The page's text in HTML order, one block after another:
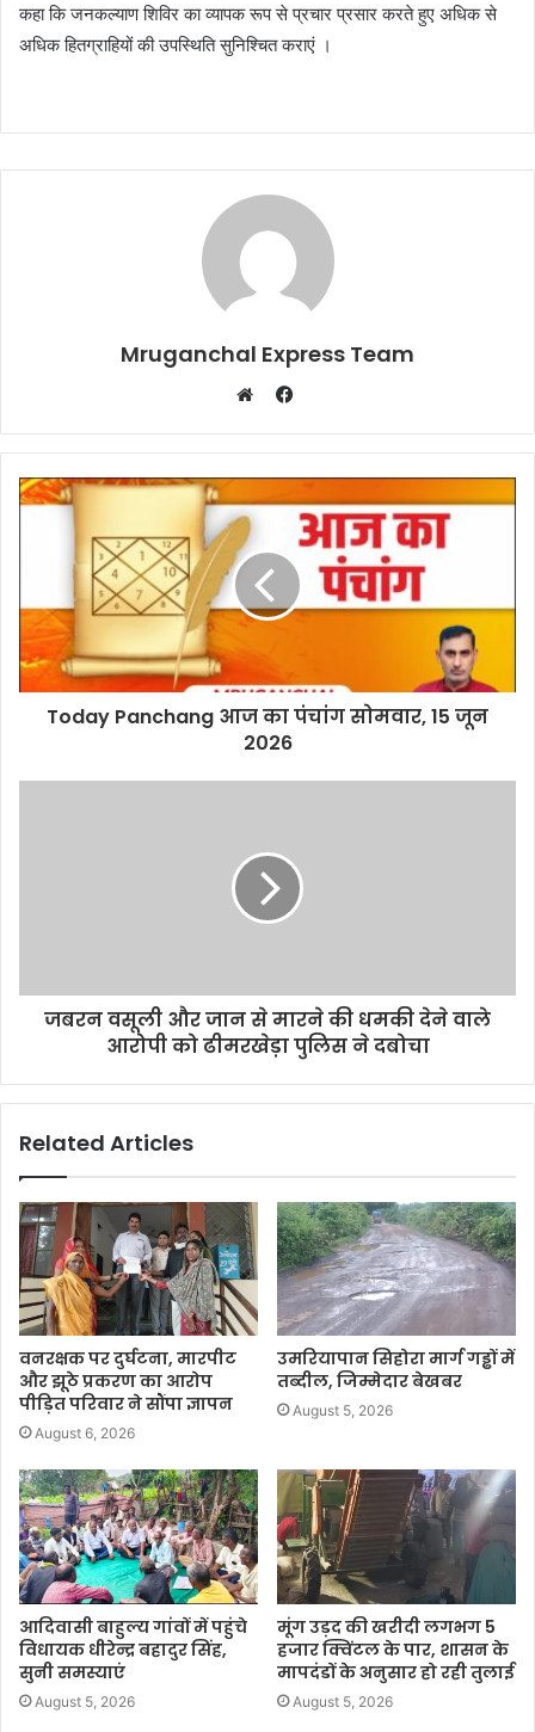
कहा कि जनकल्याण शिविर का व्यापक रूप से प्रचार प्रसार करते हुए अधिक से
अधिक हितग्राहियों की उपस्थिति सुनिश्चित कराएं ।
Mruganchal Express Team
Facebook
Today Panchang आज का पंचांग सोमवार, 15 जून
2026
जबरन वसूली और जान से मारने की धमकी देने वाले
आरोपी को ढीमरखेड़ा पुलिस ने दबोचा
Related Articles
वनरक्षक पर दुर्घटना, मारपीट
और झूठे प्रकरण का आरोप
पीड़ित परिवार ने सौंपा ज्ञापन
August 6, 2026
उमरियापान सिहोरा मार्ग गड्ढों में
तब्दील, जिम्मेदार बेखबर
August 5, 2026
आदिवासी बाहुल्य गांवों में पहुंचे
विधायक धीरेन्द्र बहादुर सिंह,
सुनी समस्याएं
August 5, 2026
मूंग उड़द की खरीदी लगभग 5
हजार क्विंटल के पार, शासन के
मापदंडों के अनुसार हो रही तुलाई
August 5, 2026